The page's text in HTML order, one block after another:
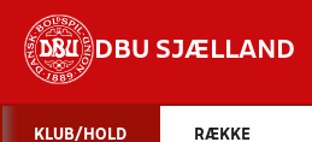
DBU SJÆLLAND
KLUB/HOLD RÆKKE